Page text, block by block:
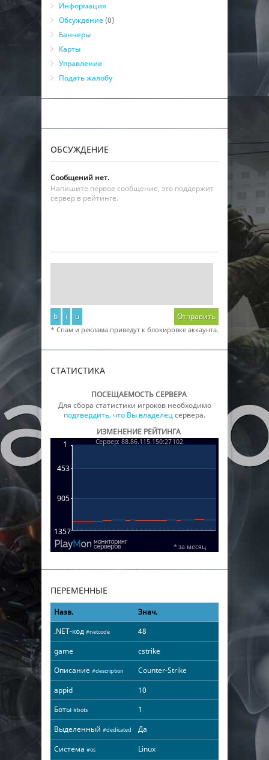
Информация
Обсуждение (0)
Баннеры
Карты
Управление
Подать жалобу
ОБСУЖДЕНИЕ
Сообщений нет.
Напишите первое сообщение, это поддержит
сервер в рейтинге.
b i u Отправить
* Спам и реклама приведут к блокировке аккаунта.
СТАТИСТИКА
ПОСЕЩАЕМОСТЬ СЕРВЕРА
Для сбора статистики игроков необходимо
подтвердить, что Вы владелецсервера.
ИЗМЕНЕНИЕ РЕЙТИНГА
ПЕРЕМЕННЫЕ
Назв.
Знач.
.NET-код #netcode
48
game
cstrike
Описание #description
Counter-Strike
appid
10
Боты #bots
1
Выделенный #dedicated
Да
Система #os
Linux